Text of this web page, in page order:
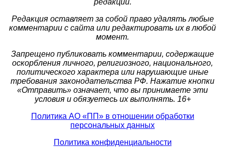
редакции.
Редакция оставляет за собой право удалять любые
комментарии с сайта или редактировать их в любой
момент.
Запрещено публиковать комментарии, содержащие
оскорбления личного, религиозного, национального,
политического характера или нарушающие иные
требования законодательства РФ. Нажатие кнопки
«Отправить» означает, что вы принимаете эти
условия и обязуетесь их выполнять. 16+
Политика АО «ПП» в отношении обработки
персональных данных
Политика конфиденциальности